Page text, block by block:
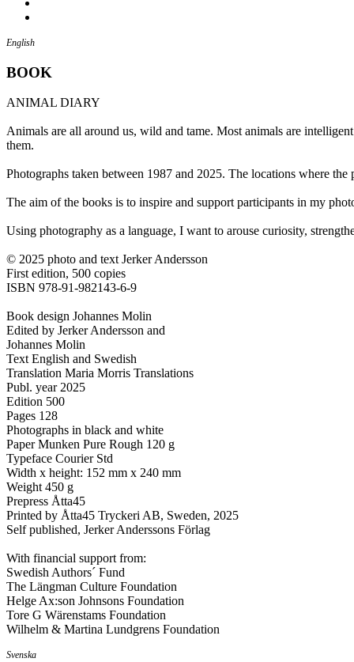
English
BOOK
ANIMAL DIARY
Animals are all around us, wild and tame. Most animals are
them.
Photographs taken between 1987 and 2025. The locations where
The aim of the books is to inspire and support participants in my
Using photography as a language, I want to arouse curiosity,
© 2025 photo and text Jerker Andersson
First edition, 500 copies
ISBN 978-91-982143-6-9
Book design Johannes Molin
Edited by Jerker Andersson and
Johannes Molin
Text English and Swedish
Translation Maria Morris Translations
Publ. year 2025
Edition 500
Pages 128
Photographs in black and white
Paper Munken Pure Rough 120 g
Typeface Courier Std
Width x height: 152 mm x 240 mm
Weight 450 g
Prepress Åtta45
Printed by Åtta45 Tryckeri AB, Sweden, 2025
Self published, Jerker Anderssons Förlag
With financial support from:
Swedish Authors´ Fund
The Längman Culture Foundation
Helge Ax:son Johnsons Foundation
Tore G Wärenstams Foundation
Wilhelm & Martina Lundgrens Foundation
Svenska